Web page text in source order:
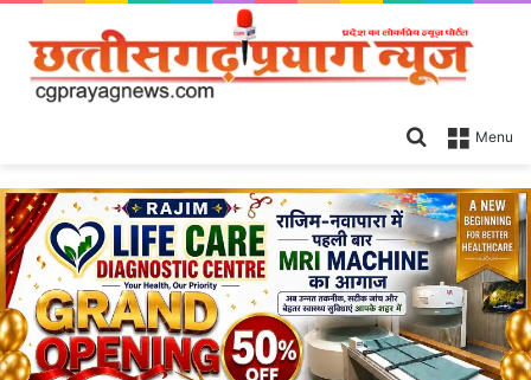
Menu
Search